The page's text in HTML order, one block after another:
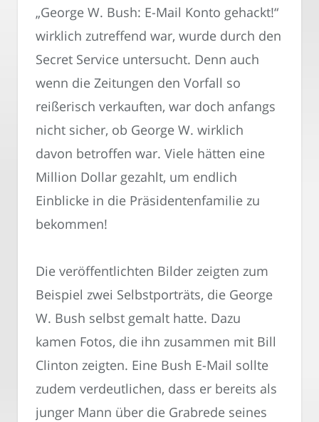
„George W. Bush: E-Mail Konto gehackt!“
wirklich zutreffend war, wurde durch den
Secret Service untersucht. Denn auch
wenn die Zeitungen den Vorfall so
reißerisch verkauften, war doch anfangs
nicht sicher, ob George W. wirklich
davon betroffen war. Viele hätten eine
Million Dollar gezahlt, um endlich
Einblicke in die Präsidentenfamilie zu
bekommen!
Die veröffentlichten Bilder zeigten zum
Beispiel zwei Selbstporträts, die George
W. Bush selbst gemalt hatte. Dazu
kamen Fotos, die ihn zusammen mit Bill
Clinton zeigten. Eine Bush E-Mail sollte
zudem verdeutlichen, dass er bereits als
junger Mann über die Grabrede seines